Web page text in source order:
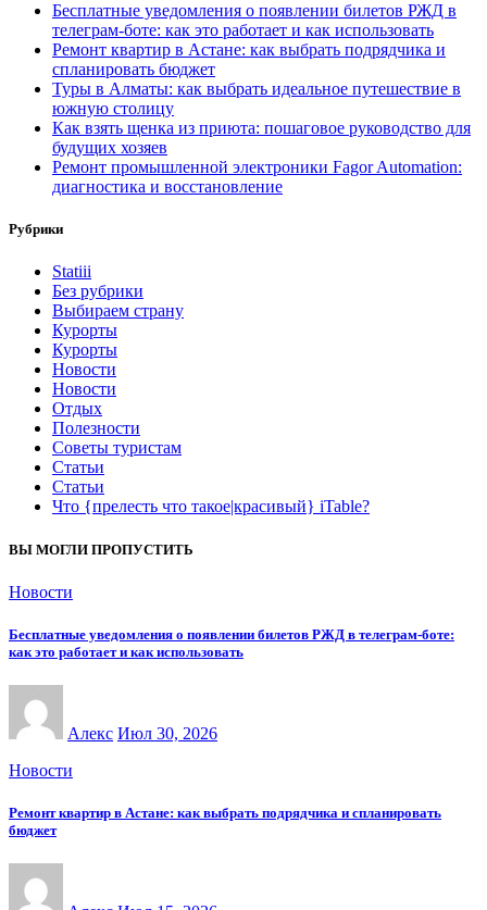
Бесплатные уведомления о появлении билетов РЖД в
телеграм-боте: как это работает и как использовать
Ремонт квартир в Астане: как выбрать подрядчика и
спланировать бюджет
Туры в Алматы: как выбрать идеальное путешествие в
южную столицу
Как взять щенка из приюта: пошаговое руководство для
будущих хозяев
Ремонт промышленной электроники Fagor Automation:
диагностика и восстановление
Рубрики
Statiii
Без рубрики
Выбираем страну
Курорты
Курорты
Новости
Новости
Отдых
Полезности
Советы туристам
Статьи
Статьи
Что {прелесть что такое|красивый} iTable?
ВЫ МОГЛИ ПРОПУСТИТЬ
Новости
Бесплатные уведомления о появлении билетов РЖД в телеграм-боте:
как это работает и как использовать
Алекс Июл 30, 2026
Новости
Ремонт квартир в Астане: как выбрать подрядчика и спланировать
бюджет